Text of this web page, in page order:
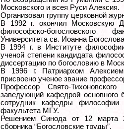
Московского и всея Руси Алексия.
Организовал группу церковной
В 1992 г. окончил Московскую
философско-богословского
Университета св. Иоанна
В 1994 г. в Институте
ученой степени кандидата
диссертацию по богословию в
В 1996 г. Патриархом
присвоено ученое звание
Профессор Свято-Тихоновского
заведующий кафедрой основного
сотрудник кафедры философии
факультета МГУ.
Решением Синода от 12 марта
сборника “Богословские труды”.